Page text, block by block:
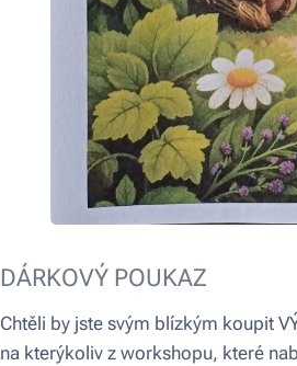
DÁRKOVÝ POUKAZ 🌿💛
Chtěli by jste svým blízkým koupit
na kterýkoliv z workshopu, které